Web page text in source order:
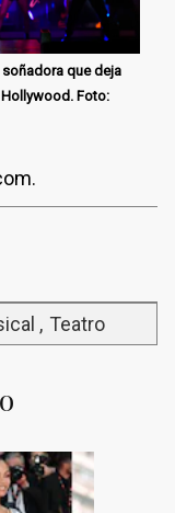
soñadora que deja
Foto:
Teatro